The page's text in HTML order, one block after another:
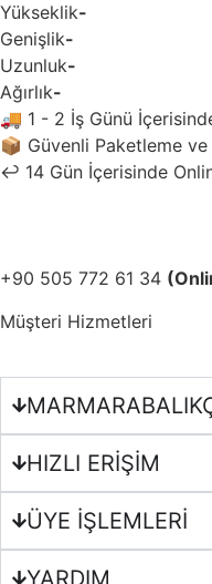
Yükseklik-
Genişlik-
Uzunluk-
Ağırlık-
🚚 1 - 2 İş Günü
📦 Güvenli Paketleme
↩️ 14 Gün İçerisinde
+90 505 772 61 34
Müşteri Hizmetleri
HIZLI ERİŞİM
ÜYE İŞLEMLERİ
YARDIM